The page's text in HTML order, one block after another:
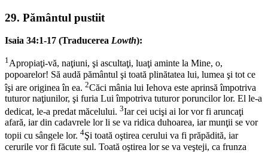
29. Pământul pustiit
Isaia 34:1-17 (Traducerea Lowth):
1Apropiaţi-vă, naţiuni, şi ascultaţi, luaţi aminte la Mine, o,
popoarelor! Să audă pământul şi toată plinătatea lui, lumea şi tot ce
îşi are originea în ea. 2Căci mânia lui Iehova este aprinsă împotriva
tuturor naţiunilor, şi furia Lui împotriva tuturor poruncilor lor. El le-a
dedicat, le-a predat măcelului. 3Iar cei ucişi ai lor vor fi aruncaţi
afară, iar din cadavrele lor li se va ridica duhoarea, iar munţii se vor
topii cu sângele lor. 4Şi toată oştirea cerului va fi prăpădită, iar
cerurile vor fi făcute sul. Toată oştirea lor se va veşteji, ca frunza